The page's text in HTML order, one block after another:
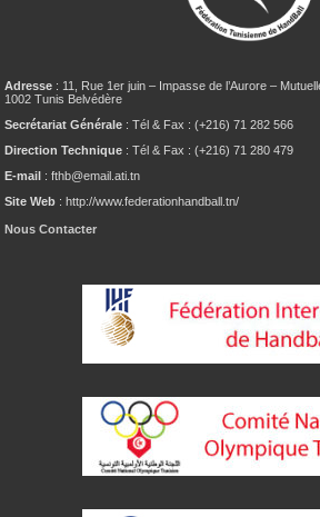
Adresse : 11, Rue 1er juin – Impasse de l’Aurore –
1002 Tunis Belvédère
Secrétariat Générale : Tél & Fax : (+216) 71 282 566
Direction Technique : Tél & Fax : (+216) 71 280 479
E-mail : fthb@email.ati.tn
Site Web : http://www.federationhandball.tn/
Nous Contacter